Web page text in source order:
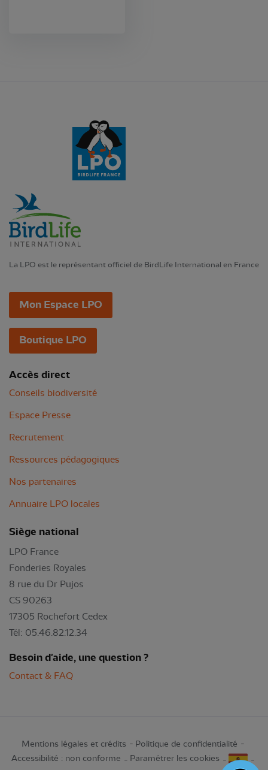
La LPO est le représentant officiel de BirdLife International en France
Mon Espace LPO
Boutique LPO
Accès direct
Conseils biodiversité
Espace Presse
Recrutement
Ressources pédagogiques
Nos partenaires
Annuaire LPO locales
Siège national
LPO France
Fonderies Royales
8 rue du Dr Pujos
CS 90263
17305 Rochefort Cedex
Tél: 05.46.82.12.34
Besoin d'aide, une question ?
Contact & FAQ
Mentions légales et crédits
Politique de confidentialité
Accessibilité : non conforme
Paramétrer les cookies